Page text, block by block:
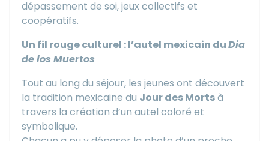
dépassement de soi, jeux collectifs et
coopératifs.
Un fil rouge culturel : l’autel mexicain duDia
de los Muertos
Tout au long du séjour, les jeunes ont découvert
la tradition mexicaine du Jour des Mortsà
travers la création d’un autel coloré et
symbolique.